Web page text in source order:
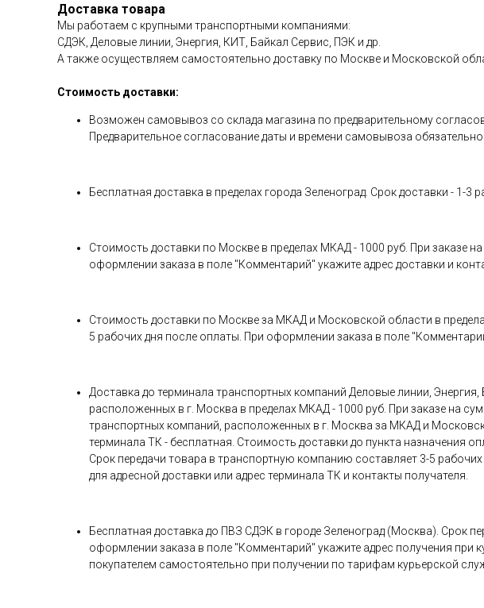
Доставка товара
Мы работаем с крупными транспортными компаниями:
СДЭК, Деловые линии, Энергия, КИТ, Байкал Сервис, ПЭК и др.
А также осуществляем самостоятельно доставку по Москве и Московской
Стоимость доставки:
Возможен самовывоз со склада магазина по предварительному
Предварительное согласование даты и времени самовывоза обязательно.
Бесплатная доставка в пределах города Зеленоград. Срок доставки - 1-3
Стоимость доставки по Москве в пределах МКАД - 1000 руб. При заказе
оформлении заказа в поле "Комментарий" укажите адрес доставки и
Стоимость доставки по Москве за МКАД и Московской области в
5 рабочих дня после оплаты. При оформлении заказа в поле
Доставка до терминала транспортных компаний Деловые линии,
расположенных в г. Москва в пределах МКАД - 1000 руб. При заказе на
транспортных компаний, расположенных в г. Москва за МКАД и
терминала ТК - бесплатная. Стоимость доставки до пункта назначения
Срок передачи товара в транспортную компанию составляет 3-5
для адресной доставки или адрес терминала ТК и контакты получателя.
Бесплатная доставка до ПВЗ СДЭК в городе Зеленоград (Москва). Срок
оформлении заказа в поле "Комментарий" укажите адрес получения при
покупателем самостоятельно при получении по тарифам курьерской